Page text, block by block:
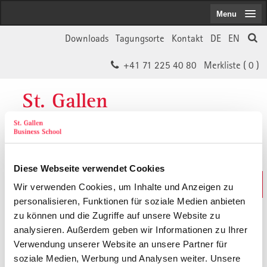
Diese Webseite verwendet Cookies
Wir verwenden Cookies, um Inhalte und Anzeigen zu
personalisieren, Funktionen für soziale Medien anbieten
zu können und die Zugriffe auf unsere Website zu
analysieren. Außerdem geben wir Informationen zu Ihrer
Verwendung unserer Website an unsere Partner für
soziale Medien, Werbung und Analysen weiter. Unsere
EN
DE
Kontakt
Tagungsorte
Downloads
Merkliste ( 0 )
+41 71 225 40 80
St. Gallen
Business School
Weiterbildungs-Suche
In 30 Sekunden das Passende finden
Menu
Der von Ihnen gesuchte Inhalt ist